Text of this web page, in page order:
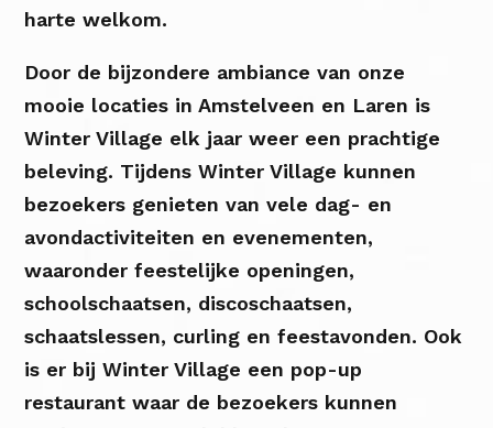
harte welkom.
Door de bijzondere ambiance van onze
mooie locaties in Amstelveen en Laren is
Winter Village elk jaar weer een prachtige
beleving. Tijdens Winter Village kunnen
bezoekers genieten van vele dag- en
avondactiviteiten en evenementen,
waaronder feestelijke openingen,
schoolschaatsen, discoschaatsen,
schaatslessen, curling en feestavonden. Ook
is er bij Winter Village een pop-up
restaurant waar de bezoekers kunnen